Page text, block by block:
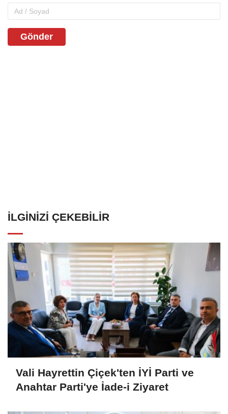
Gönder
İLGINIZI ÇEKEBILIR
Vali Hayrettin Çiçek'ten İYİ Parti ve
Anahtar Parti'ye İade-i Ziyaret